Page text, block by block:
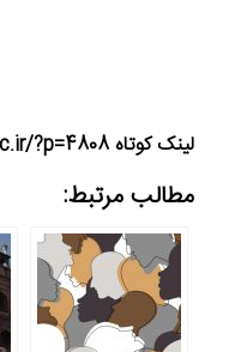
لینک کوتاه https://iran-bssc.ir/?p=4808
مطالب مرتبط: